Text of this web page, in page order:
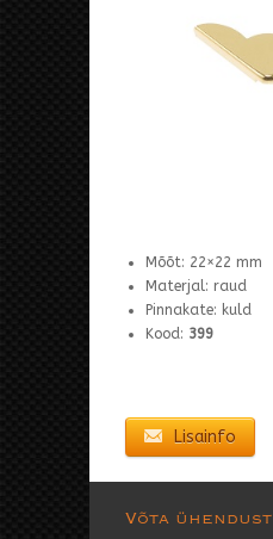
Mõõt: 22×22 mm
Materjal: raud
Pinnakate: kuld
Kood: 399
Lisainfo
Võta ühendust